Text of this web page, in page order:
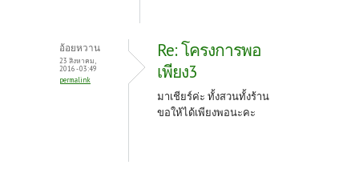
อ้อยหวาน
23 สิงหาคม,
2016 - 03:49
permalink
Re: โครงการพอ
เพียง3
มาเชียร์ค่ะ ทั้งสวนทั้งร้าน
ขอให้ได้เพียงพอนะคะ